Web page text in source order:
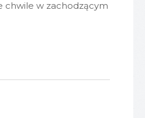
chwile w zachodzącym